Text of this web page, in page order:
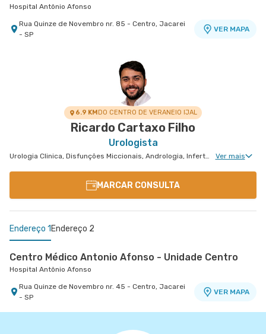
Hospital Antônio Afonso
Rua Quinze de Novembro nr. 85 - Centro, Jacarei
- SP
VER MAPA
6.9 KMDO CENTRO DE VERANEIO IJAL
Ricardo Cartaxo Filho
Urologista
Urologia Clinica, Disfunções Miccionais, Andrologia, Infertilidade Masculina, Urologia Oncológica, Cirurgia Urológica Ver mais
MARCAR CONSULTA
Endereço 1 Endereço 2
Centro Médico Antonio Afonso - Unidade Centro
Hospital Antônio Afonso
Rua Quinze de Novembro nr. 45 - Centro, Jacarei
- SP
VER MAPA
Centro Médico Vivalle - Unidade Carlos Maria